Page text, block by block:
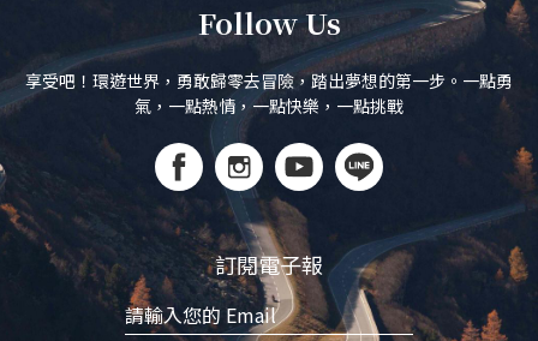
Follow Us
享受吧！環遊世界，勇敢歸零去冒險，踏出夢想的第一步。一點勇
氣，一點熱情，一點快樂，一點挑戰
訂閱電子報